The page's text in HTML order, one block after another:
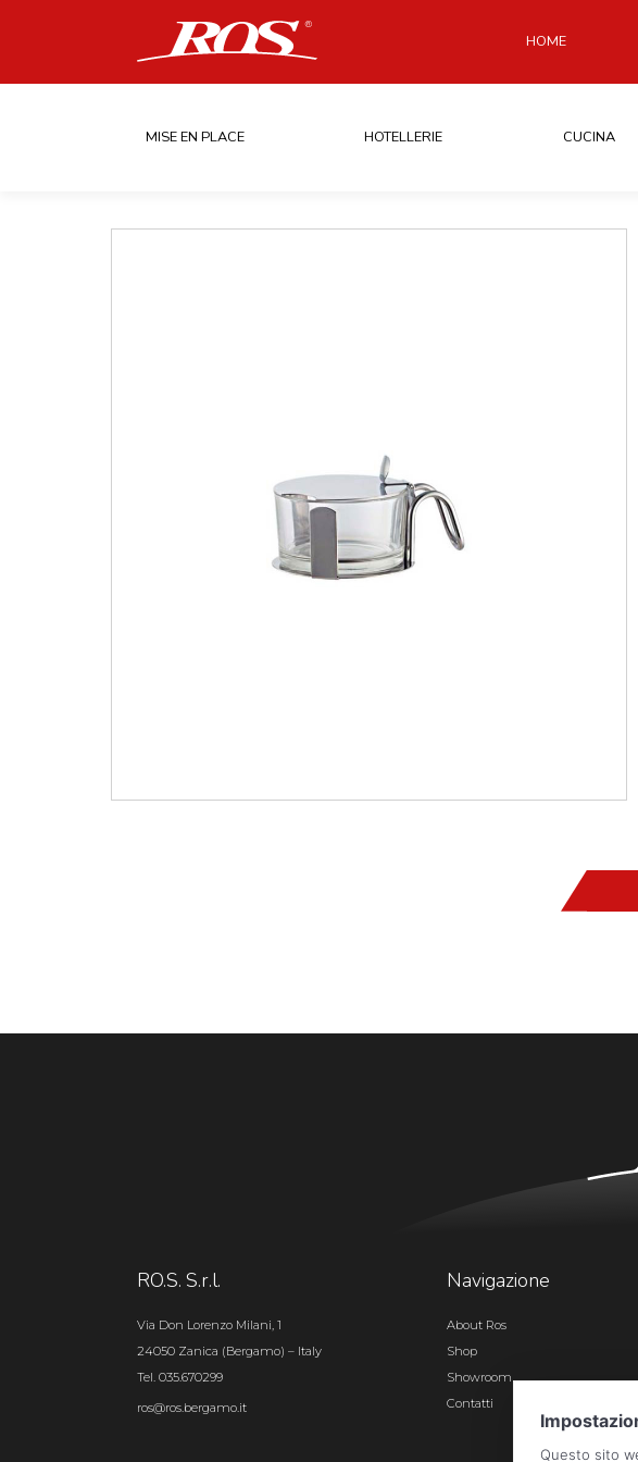
HOME
MISE EN PLACE HOTELLERIE CUCINA
RO.S. S.r.l.
Via Don Lorenzo Milani, 1
24050 Zanica (Bergamo) – Italy
Tel. 035.670299
ros@ros.bergamo.it
Navigazione
About Ros
Shop
Showroom
Contatti